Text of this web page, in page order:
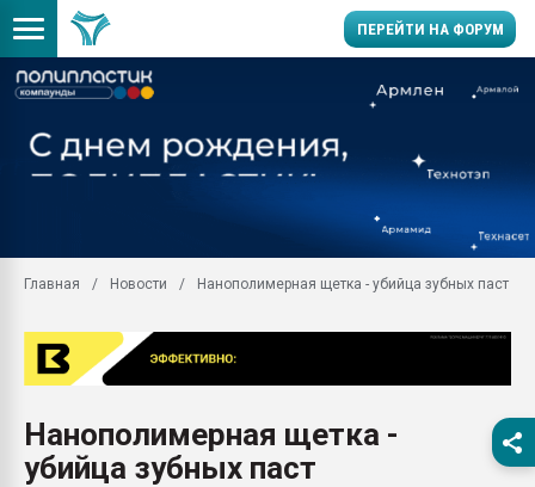
ПЕРЕЙТИ НА ФОРУМ
заводу пластмасс"
Помощь в подборе
Вакуум-формовочные
первый план в
Главная Новости Нанополимерная щетка - убийца зубных паст
Нанополимерная щетка -
убийца зубных паст